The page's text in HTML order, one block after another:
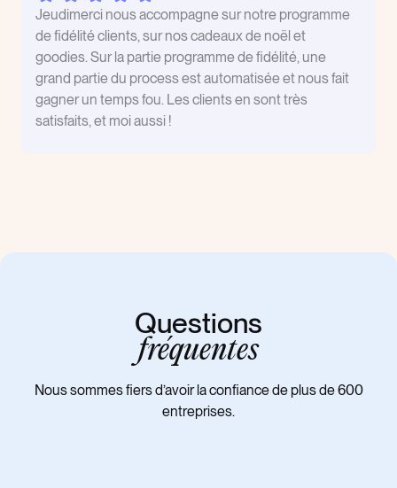
Jeudimerci nous accompagne sur notre programme
de fidélité clients, sur nos cadeaux de noël et
goodies. Sur la partie programme de fidélité, une
grand partie du process est automatisée et nous fait
gagner un temps fou. Les clients en sont très
satisfaits, et moi aussi !
Questions
fréquentes
Nous sommes fiers d’avoir la confiance de plus de 600
entreprises.